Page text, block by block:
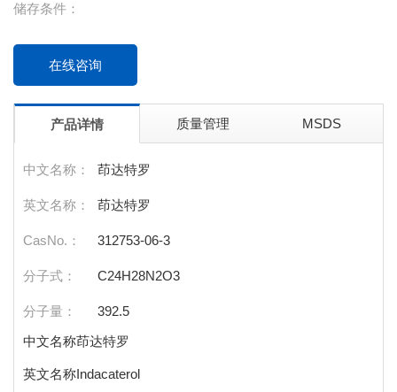
储存条件：
在线咨询
产品详情 质量管理 MSDS
中文名称： 茚达特罗
英文名称： 茚达特罗
CasNo.： 312753-06-3
分子式： C24H28N2O3
分子量：
392.5
中文名称茚达特罗
英文名称Indacaterol